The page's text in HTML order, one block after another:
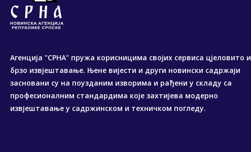
Агенција "СРНА" пружа корисницима својих сервиса цјеловито и
брзо извјештавање. Њене вијести и други новински садржаји
засновани су на поузданим изворима и рађени у складу са
професионалним стандардима које захтијева модерно
извјештавање у садржинском и техничком погледу.